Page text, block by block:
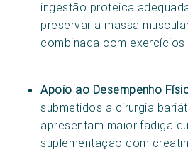
ingestão proteica
preservar a massa
combinada com exercícios
Apoio ao Desempenho
submetidos a cirurgia
apresentam maior fadiga
suplementação com